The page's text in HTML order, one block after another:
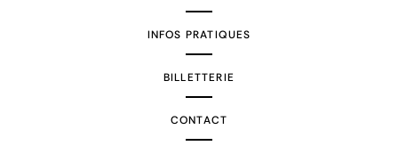
INFOS PRATIQUES
BILLETTERIE
CONTACT